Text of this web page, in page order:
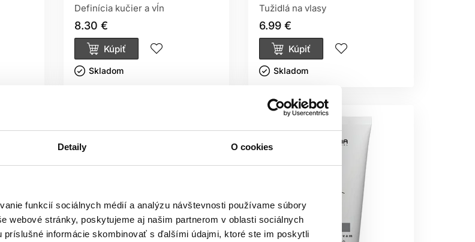
Detaily O cookies
funkcií sociálnych médií a analýzu návštevnosti používame súbory
webové stránky, poskytujeme aj našim partnerom v oblasti sociálnych
príslušné informácie skombinovať s ďalšími údajmi, ktoré ste im poskytli
Definícia kučier a vĺn
8.30 €
Kúpiť
Skladom ㅤ
Tužidlá na vlasy
6.99 €
Kúpiť
Skladom ㅤ